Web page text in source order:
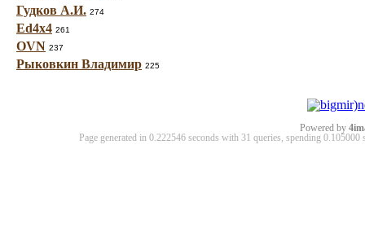
Гудков А.И. 274
Ed4x4 261
OVN 237
Рыковкин Владимир 225
Powered by
Page generated in 0.222546 seconds with 31 queries, spending